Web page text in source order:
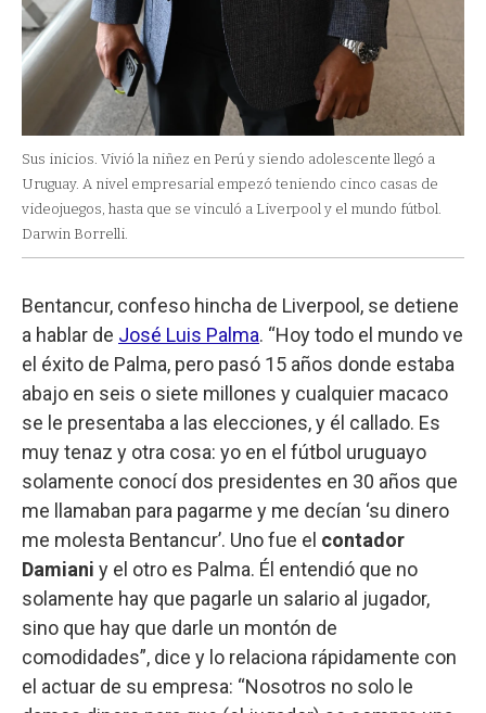
Sus inicios. Vivió la niñez en Perú y siendo adolescente llegó a
Uruguay. A nivel empresarial empezó teniendo cinco casas de
videojuegos, hasta que se vinculó a Liverpool y el mundo fútbol.
Darwin Borrelli.
Bentancur, confeso hincha de Liverpool, se detiene
a hablar de José Luis Palma. “Hoy todo el mundo ve
el éxito de Palma, pero pasó 15 años donde estaba
abajo en seis o siete millones y cualquier macaco
se le presentaba a las elecciones, y él callado. Es
muy tenaz y otra cosa: yo en el fútbol uruguayo
solamente conocí dos presidentes en 30 años que
me llamaban para pagarme y me decían ‘su dinero
me molesta Bentancur’. Uno fue el contador
Damiani y el otro es Palma. Él entendió que no
solamente hay que pagarle un salario al jugador,
sino que hay que darle un montón de
comodidades”, dice y lo relaciona rápidamente con
el actuar de su empresa: “Nosotros no solo le